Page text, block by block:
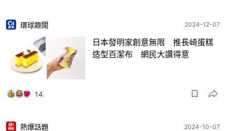
環球趣聞 2024-12-07
日本發明家創意無限 推長崎蛋糕
造型百潔布 網民大讚得意
14
熱爆話題 2024-10-07